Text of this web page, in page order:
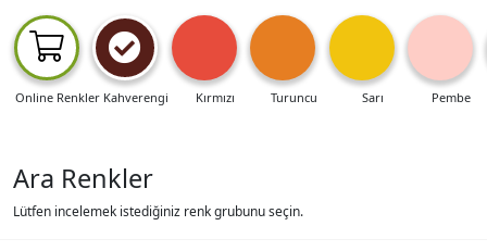
Online Renkler Kahverengi Kırmızı Turuncu Sarı Pembe
Ara Renkler
Lütfen incelemek istediğiniz renk grubunu seçin.